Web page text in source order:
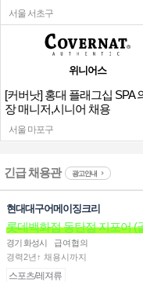
서울 서초구
위니어스
[커버낫] 홍대 플래그십 SPA
장 매니저,시니어 채용
서울 마포구
긴급 채용관 광고안내
현대대구어메이징크리
롯데백화점 동탄점 지포어 (
경기 화성시
급여협의
경력2년↑ 채용시까지
스포츠/레져류